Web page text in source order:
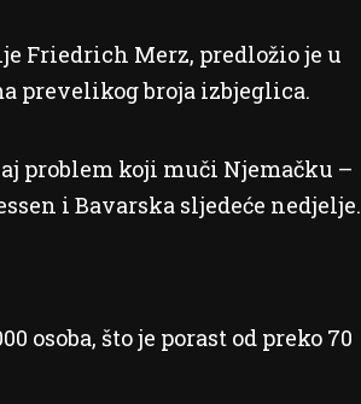
Friedrich Merz, predložio je u
prevelikog broja izbjeglica.
problem koji muči Njemačku –
i Bavarska sljedeće nedjelje.
osoba, što je porast od preko 70